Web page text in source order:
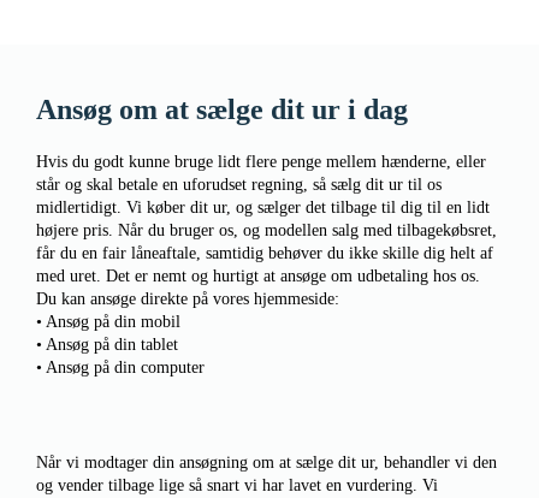
Ansøg om at sælge dit ur i dag
Hvis du godt kunne bruge lidt flere penge mellem hænderne, eller
står og skal betale en uforudset regning, så sælg dit ur til os
midlertidigt. Vi køber dit ur, og sælger det tilbage til dig til en lidt
højere pris. Når du bruger os, og modellen salg med tilbagekøbsret,
får du en fair låneaftale, samtidig behøver du ikke skille dig helt af
med uret. Det er nemt og hurtigt at ansøge om udbetaling hos os.
Du kan ansøge direkte på vores hjemmeside:
• Ansøg på din mobil
• Ansøg på din tablet
• Ansøg på din computer
Når vi modtager din ansøgning om at sælge dit ur, behandler vi den
og vender tilbage lige så snart vi har lavet en vurdering. Vi